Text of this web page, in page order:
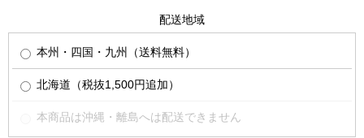
配送地域
本州・四国・九州（送料無料）
北海道（税抜1,500円追加）
本商品は沖縄・離島へは配送できません